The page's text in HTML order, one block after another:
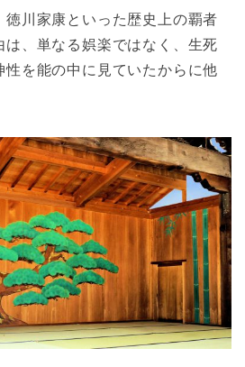
川家康といった歴史上の覇者
は、単なる娯楽ではなく、生死
性を能の中に見ていたからに他